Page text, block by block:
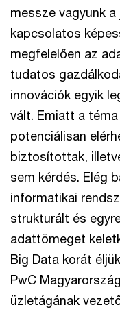
messze vagyunk
kapcsolatos
megfelelően az
tudatos
innovációk egyik
vált. Emiatt a
potenciálisan
biztosítottak,
sem kérdés. Elég
informatikai
strukturált és
adattömeget
Big Data korát
PwC
üzletágának